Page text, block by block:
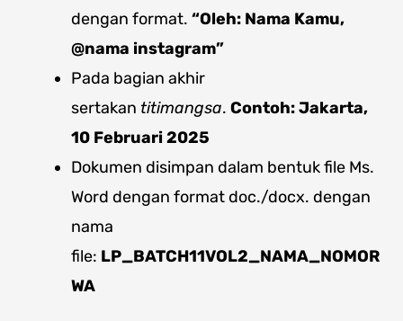
dengan format. “Oleh: Nama Kamu,
@nama instagram”
Pada bagian akhir
sertakan titimangsa. Contoh: Jakarta,
10 Februari 2025
Dokumen disimpan dalam bentuk file Ms.
Word dengan format doc./docx. dengan
nama
file: LP_BATCH11VOL2_NAMA_NOMOR
WA